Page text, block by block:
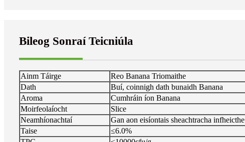
Bileog Sonraí Teicniúla
Ainm Táirge
Reo Banana Triomaithe
Dath
Buí, coinnigh dath bunaidh Banana
Aroma
Cumhráin íon Banana
Moirfeolaíocht
Slice
Neamhíonachtaí
Gan aon eisíontais sheachtracha infheicthe
Taise
≤6.0%